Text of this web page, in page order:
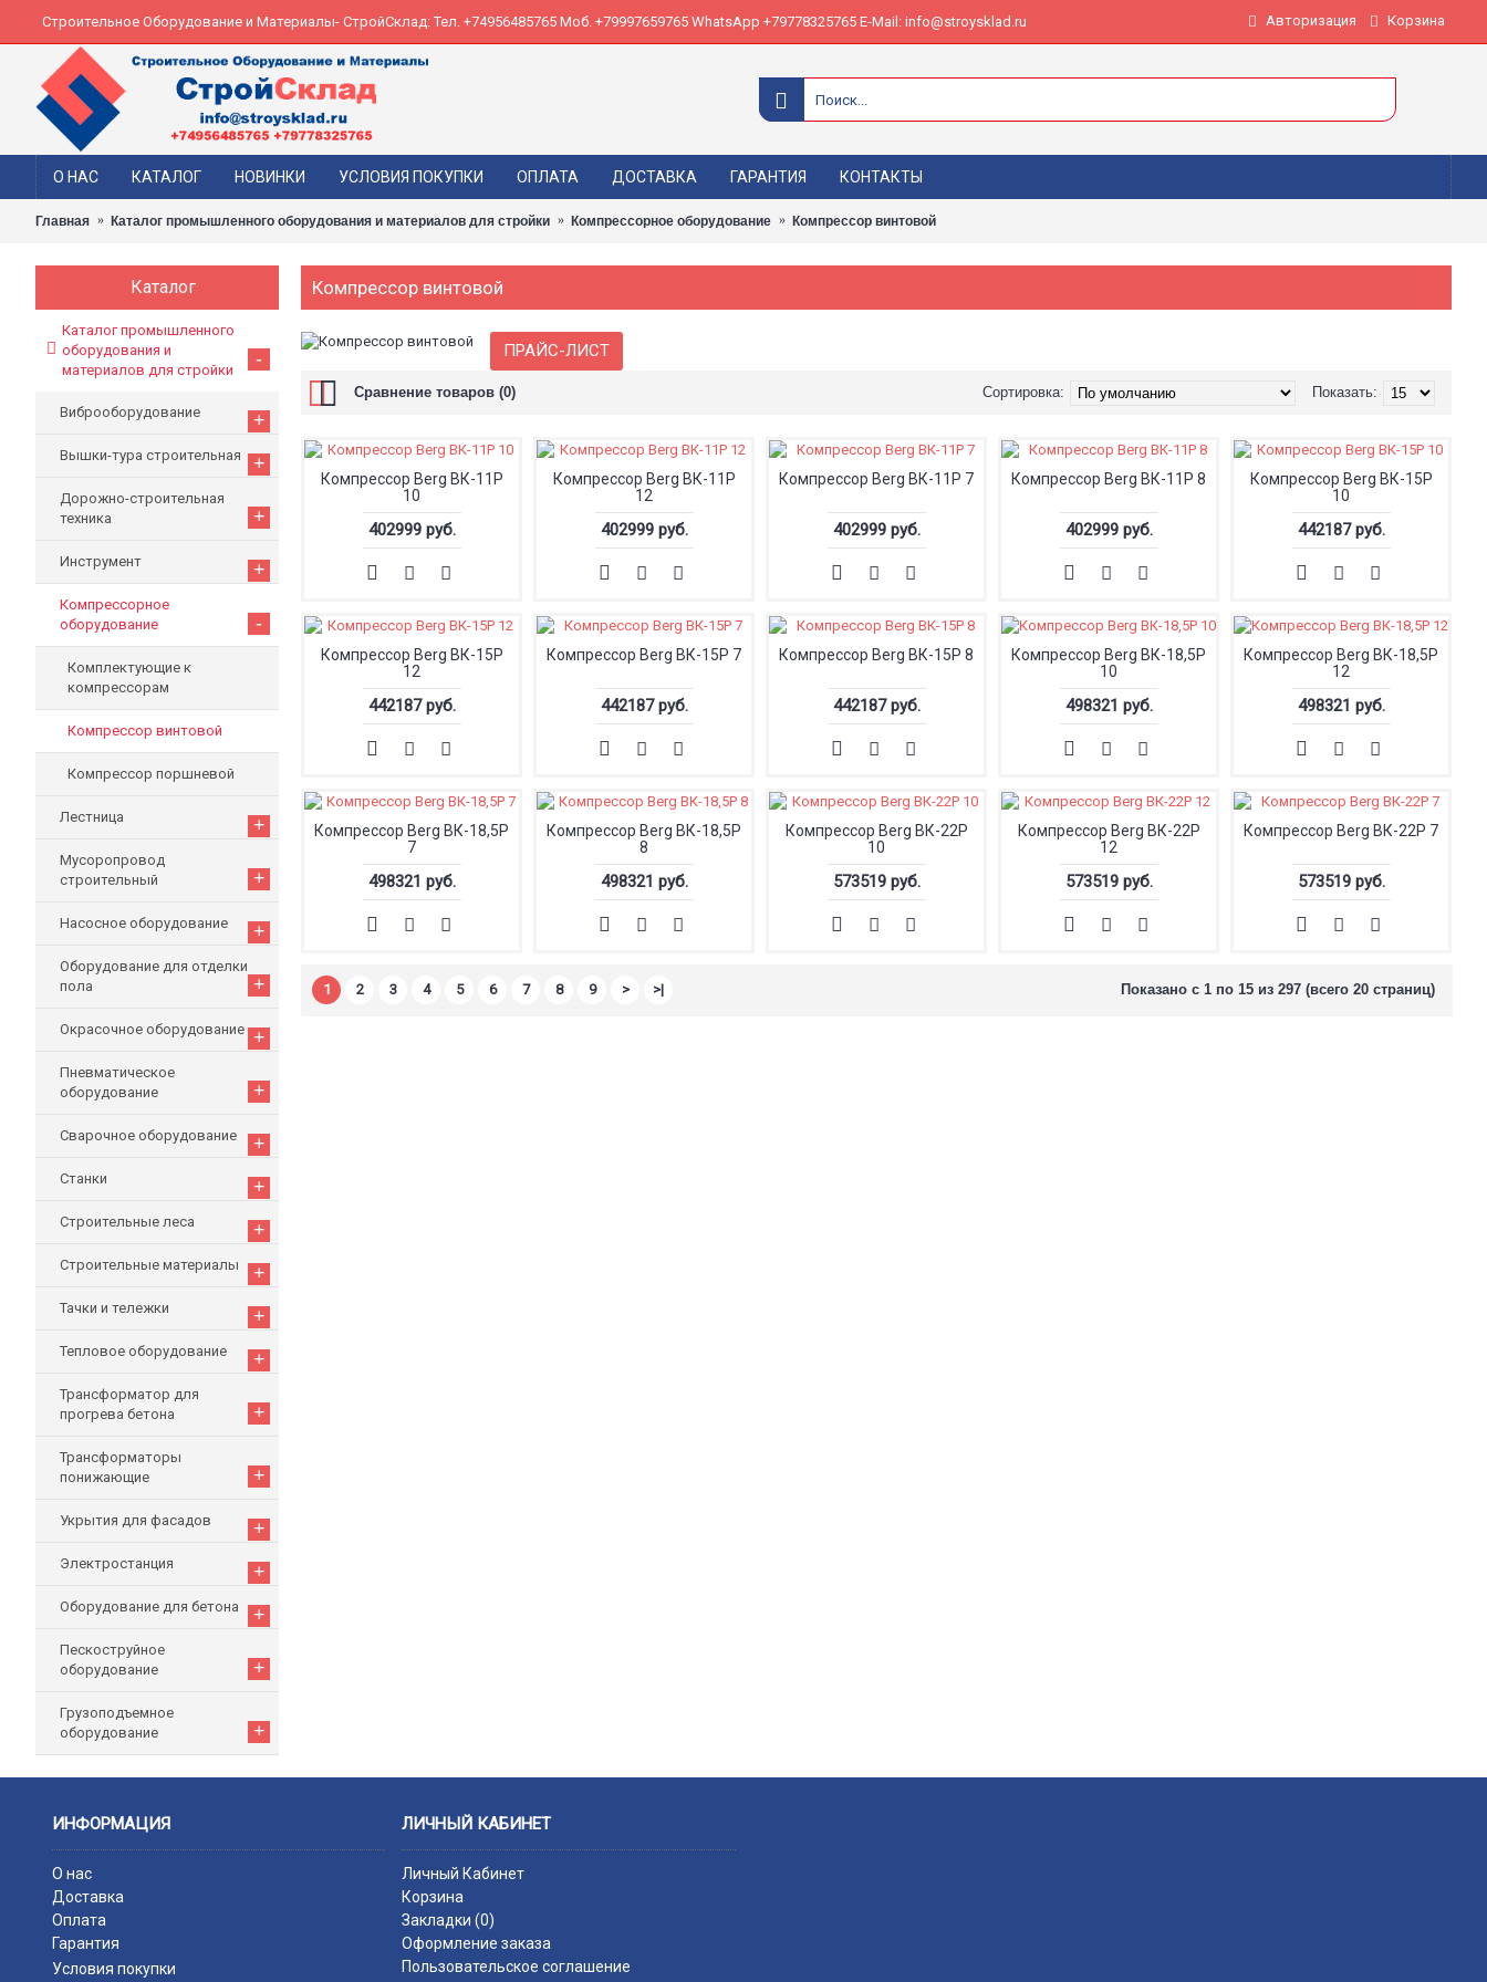
Строительное Оборудование и Материалы- СтройСклад: Тел. +74956485765 Моб. +79997659765 WhatsApp +79778325765 E-Mail: info@stroysklad.ru Авторизация Корзина
О НАС КАТАЛОГ НОВИНКИ УСЛОВИЯ ПОКУПКИ ОПЛАТА ДОСТАВКА ГАРАНТИЯ КОНТАКТЫ
Главная Каталог промышленного оборудования и материалов для стройки Компрессорное оборудование Компрессор винтовой
Каталог
Каталог промышленного
оборудования и
материалов для стройки
-
Виброоборудование +
Вышки-тура строительная +
Дорожно-строительная
техника
+
Инструмент +
Компрессорное
оборудование
-
Комплектующие к
компрессорам
Компрессор винтовой
Компрессор поршневой
Лестница +
Мусоропровод
строительный
+
Насосное оборудование +
Оборудование для отделки
пола
+
Окрасочное оборудование +
Пневматическое
оборудование
+
Сварочное оборудование +
Станки +
Строительные леса +
Строительные материалы +
Тачки и тележки +
Тепловое оборудование +
Трансформатор для
прогрева бетона
+
Трансформаторы
понижающие
+
Укрытия для фасадов +
Электростанция +
Оборудование для бетона +
Пескоструйное
оборудование
+
Грузоподъемное
оборудование
+
Компрессор винтовой
ПРАЙС-ЛИСТ
Сравнение товаров (0) Показать:
Сортировка:
Компрессор Berg ВК-11Р
10
402999 руб.
Компрессор Berg ВК-11Р
12
402999 руб.
Компрессор Berg ВК-11Р 7
402999 руб.
Компрессор Berg ВК-11Р 8
402999 руб.
Компрессор Berg ВК-15Р
10
442187 руб.
Компрессор Berg ВК-15Р
12
442187 руб.
Компрессор Berg ВК-15Р 7
442187 руб.
Компрессор Berg ВК-15Р 8
442187 руб.
Компрессор Berg ВК-18,5Р
10
498321 руб.
Компрессор Berg ВК-18,5Р
12
498321 руб.
Компрессор Berg ВК-18,5Р
7
498321 руб.
Компрессор Berg ВК-18,5Р
8
498321 руб.
Компрессор Berg ВК-22Р
10
573519 руб.
Компрессор Berg ВК-22Р
12
573519 руб.
Компрессор Berg ВК-22Р 7
573519 руб.
1 2 3 4 5 6 7 8 9 > >| Показано с 1 по 15 из 297 (всего 20 страниц)
ИНФОРМАЦИЯ
О нас
Доставка
Оплата
Гарантия
Условия покупки
ЛИЧНЫЙ КАБИНЕТ
Личный Кабинет
Корзина
Закладки (0)
Оформление заказа
Пользовательское соглашение